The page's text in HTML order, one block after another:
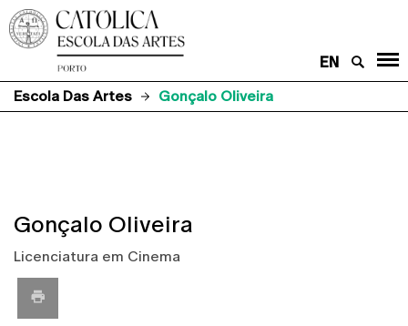
EN
Escola Das Artes
Gonçalo Oliveira
Gonçalo Oliveira
Licenciatura em Cinema